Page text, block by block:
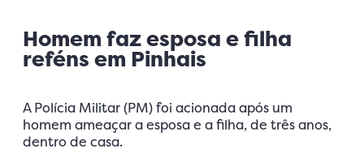
Homem faz esposa e filha
reféns em Pinhais
A Polícia Militar (PM) foi acionada após um
homem ameaçar a esposa e a filha, de três anos,
dentro de casa.